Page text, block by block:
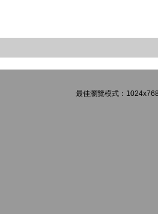
最佳瀏覽模式：